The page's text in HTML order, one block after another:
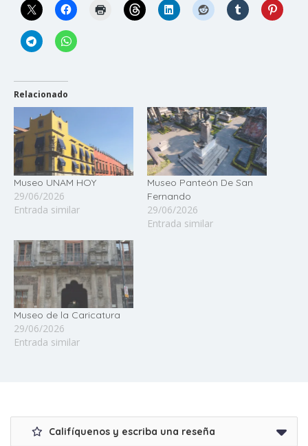
Relacionado
Museo UNAM HOY
29/06/2026
Entrada similar
Museo Panteón De San
Fernando
29/06/2026
Entrada similar
Museo de la Caricatura
29/06/2026
Entrada similar
Califíquenos y escriba una reseña